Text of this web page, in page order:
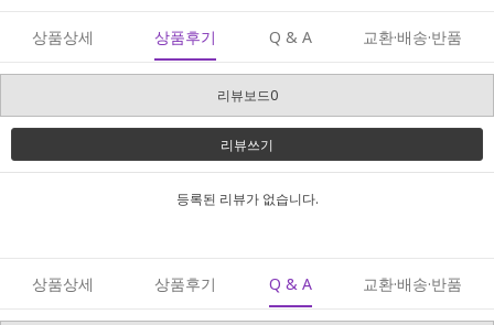
페이코 ID로 페이코
PAYCO 바로구매
상품상세 상품후기 Q & A 교환·배송·반품
리뷰보드0
리뷰쓰기
등록된 리뷰가 없습니다.
상품상세 상품후기 Q & A 교환·배송·반품